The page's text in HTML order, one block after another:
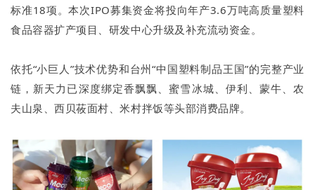
标准18项。本次IPO募集资金将投向年产3.6万吨高质量塑料
食品容器扩产项目、研发中心升级及补充流动资金。
依托“小巨人”技术优势和台州“中国塑料制品王国”的完整产业
链，新天力已深度绑定香飘飘、蜜雪冰城、伊利、蒙牛、农
夫山泉、西贝莜面村、米村拌饭等头部消费品牌。